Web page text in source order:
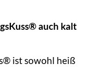
auch kalt
ist sowohl heiß